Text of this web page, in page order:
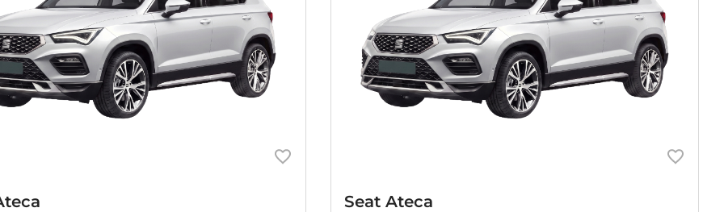
Seat Ateca